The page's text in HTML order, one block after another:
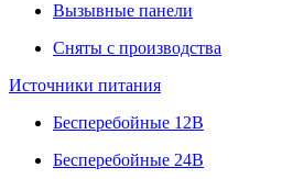
Вызывные панели
Сняты с производства
Источники питания
Бесперебойные 12В
Бесперебойные 24В